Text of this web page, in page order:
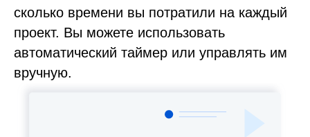
сколько времени вы потратили на каждый
проект. Вы можете использовать
автоматический таймер или управлять им
вручную.